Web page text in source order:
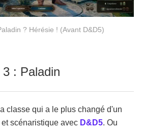
? Hérésie ! (Avant D&D5)
: Paladin
classe qui a le plus changé d'un
scénaristique avec D&D5. Ou